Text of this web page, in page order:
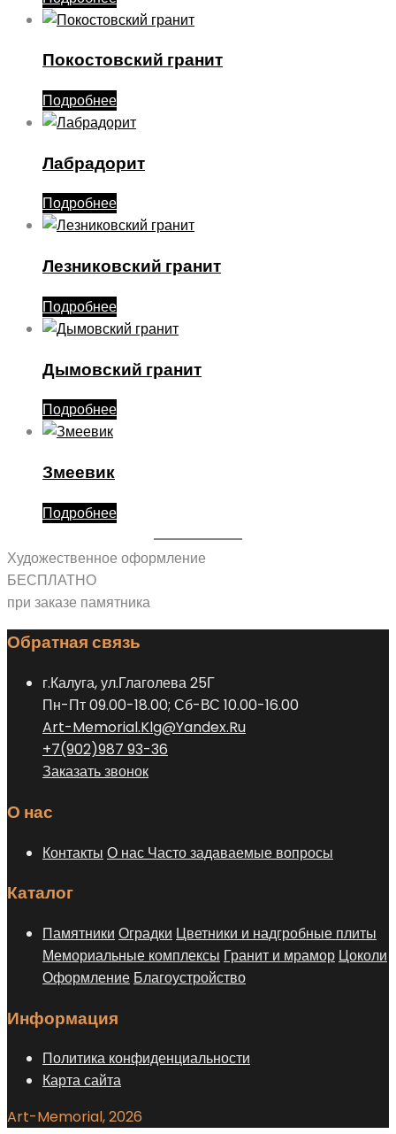
Покостовский гранит
Подробнее
Лабрадорит
Подробнее
Лезниковский гранит
Подробнее
Дымовский гранит
Подробнее
Змеевик
Подробнее
Художественное оформление
БЕСПЛАТНО
при заказе памятника
Обратная связь
г.Калуга, ул.Глаголева 25Г
Пн-Пт 09.00-18.00; Сб-ВС 10.00-16.00
Art-Memorial.Klg@Yandex.Ru
+7(902)987 93-36
Заказать звонок
О нас
Контакты О нас Часто задаваемые вопросы
Каталог
Памятники Оградки Цветники и надгробные плиты
Мемориальные комплексы Гранит и мрамор Цоколи
Оформление Благоустройство
Информация
Политика конфиденциальности
Карта сайта
Art-Memorial, 2026